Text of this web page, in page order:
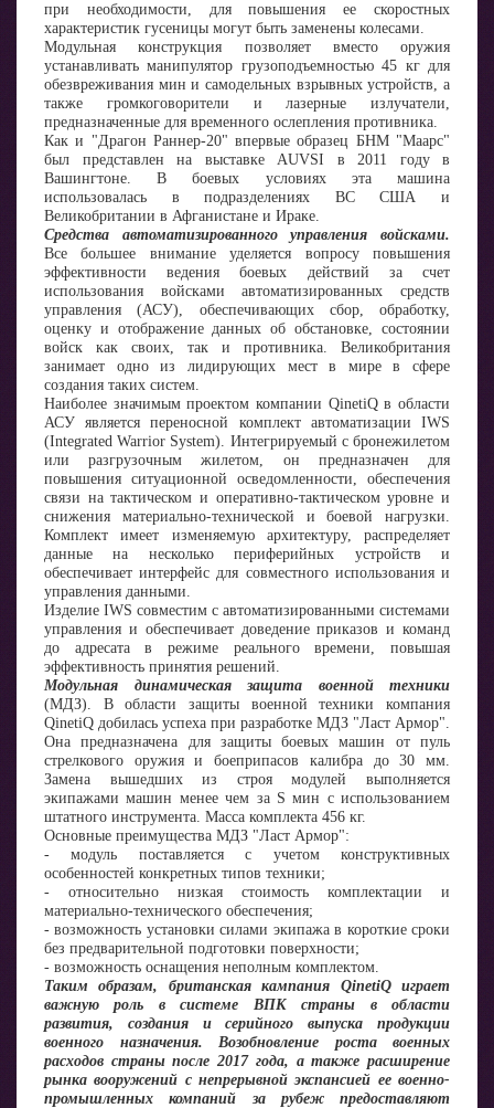
при необходимости, для повышения ее скоростных
характеристик гусеницы могут быть заменены колесами.
Модульная конструкция позволяет вместо оружия
устанавливать манипулятор грузоподъемностью 45 кг для
обезвреживания мин и самодельных взрывных устройств, а
также громкоговорители и лазерные излучатели,
предназначенные для временного ослепления противника.
Как и "Драгон Раннер-20" впервые образец БНМ "Маарс"
был представлен на выставке AUVSI в 2011 году в
Вашингтоне. В боевых условиях эта машина
использовалась в подразделениях ВС США и
Великобритании в Афганистане и Ираке.
Средства автоматизированного управления войсками.
Все большее внимание уделяется вопросу повышения
эффективности ведения боевых действий за счет
использования войсками автоматизированных средств
управления (АСУ), обеспечивающих сбор, обработку,
оценку и отображение данных об обстановке, состоянии
войск как своих, так и противника. Великобритания
занимает одно из лидирующих мест в мире в сфере
создания таких систем.
Наиболее значимым проектом компании QinetiQ в области
АСУ является переносной комплект автоматизации IWS
(Integrated Warrior System). Интегрируемый с бронежилетом
или разгрузочным жилетом, он предназначен для
повышения ситуационной осведомленности, обеспечения
связи на тактическом и оперативно-тактическом уровне и
снижения материально-технической и боевой нагрузки.
Комплект имеет изменяемую архитектуру, распределяет
данные на несколько периферийных устройств и
обеспечивает интерфейс для совместного использования и
управления данными.
Изделие IWS совместим с автоматизированными системами
управления и обеспечивает доведение приказов и команд
до адресата в режиме реального времени, повышая
эффективность принятия решений.
Модульная динамическая защита военной техники
(МДЗ). В области защиты военной техники компания
QinetiQ добилась успеха при разработке МДЗ "Ласт Армор".
Она предназначена для защиты боевых машин от пуль
стрелкового оружия и боеприпасов калибра до 30 мм.
Замена вышедших из строя модулей выполняется
экипажами машин менее чем за S мин с использованием
штатного инструмента. Масса комплекта 456 кг.
Основные преимущества МДЗ "Ласт Армор":
- модуль поставляется с учетом конструктивных
особенностей конкретных типов техники;
- относительно низкая стоимость комплектации и
материально-технического обеспечения;
- возможность установки силами экипажа в короткие сроки
без предварительной подготовки поверхности;
- возможность оснащения неполным комплектом.
Таким образам, британская кампания QinetiQ играет
важную роль в системе ВПК страны в области
развития, создания и серийного выпуска продукции
военного назначения. Возобновление роста военных
расходов страны после 2017 года, а также расширение
рынка вооружений с непрерывной экспансией ее военно-
промышленных компаний за рубеж предоставляют